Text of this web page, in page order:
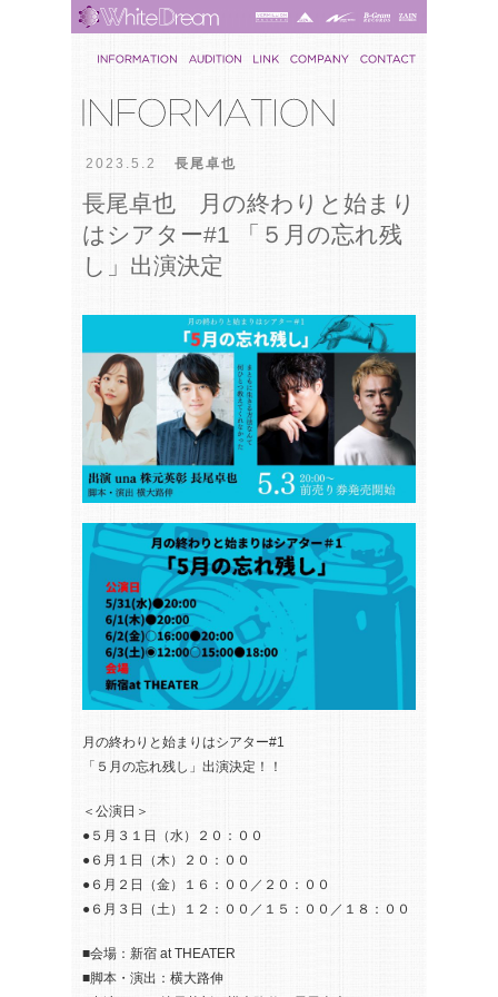
2023.5.2 長尾卓也
長尾卓也 月の終わりと始まり
はシアター#1 「５月の忘れ残
し」出演決定
月の終わりと始まりはシアター#1
「５月の忘れ残し」出演決定！！
＜公演日＞
●５月３１日（水）２０：００
●６月１日（木）２０：００
●６月２日（金）１６：００／２０：００
●６月３日（土）１２：００／１５：００／１８：００
■会場：新宿 at THEATER
■脚本・演出：横大路伸